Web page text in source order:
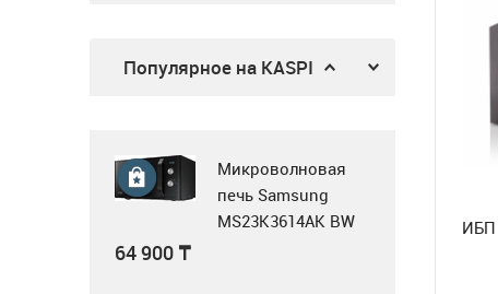
Популярное на KASPI
Микроволновая
печь Samsung
MS23K3614AK BW
64 900 ₸
Tribilo 120960
276 950₸
ИБП